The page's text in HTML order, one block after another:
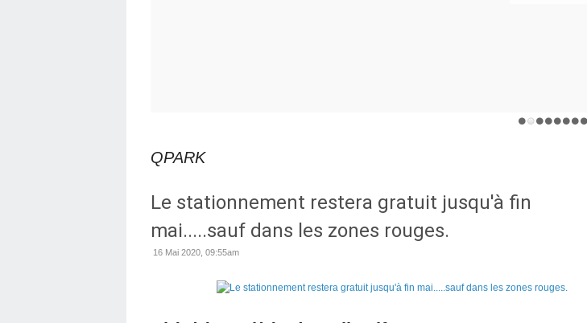
QPARK
Le stationnement restera gratuit jusqu'à fin
mai.....sauf dans les zones rouges.
16 Mai 2020, 09:55am